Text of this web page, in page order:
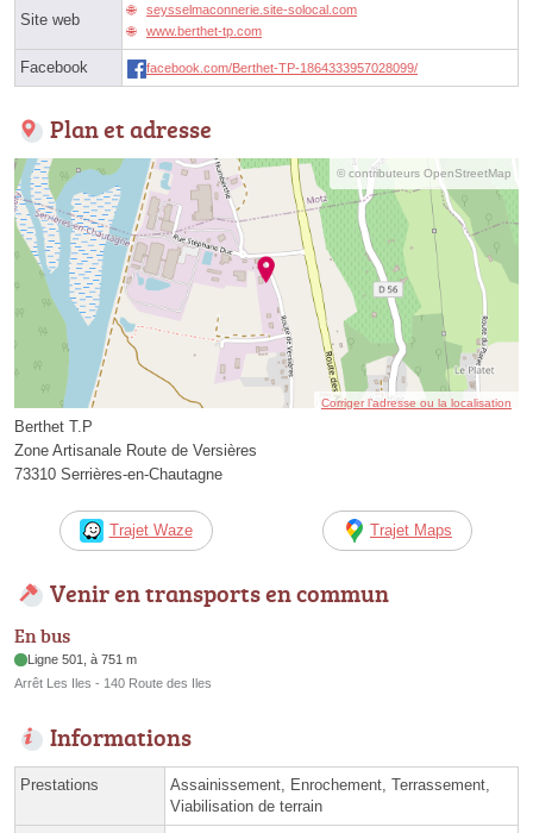
Site web
seysselmaconnerie.site-solocal.com
www.berthet-tp.com
Facebook facebook.com/Berthet-TP-1864333957028099/
Plan et adresse
© contributeurs OpenStreetMap
Corriger l’adresse ou la localisation
Berthet T.P
Zone Artisanale Route de Versières
73310 Serrières-en-Chautagne
Trajet Waze Trajet Maps
Venir en transports en commun
En bus
Ligne 501, à 751 m
Arrêt Les Iles - 140 Route des Iles
Informations
Prestations
Assainissement, Enrochement, Terrassement,
Viabilisation de terrain